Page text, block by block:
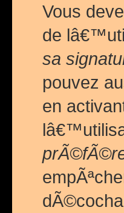
Vous
de
sa
pouvez
en